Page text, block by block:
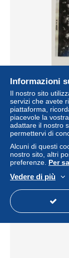
GILLY - F.C.
14-18
Stato
Informazioni
Il nostro sito
servizi che avete
piattaforma,
piacevole la
adattare il nostro
permettervi di
Alcuni di questi
nostro sito, altri
preferenze. Per
Vedere di più